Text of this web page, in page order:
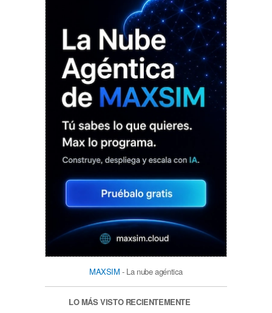
MAXSIM - La nube agéntica
LO MÁS VISTO RECIENTEMENTE